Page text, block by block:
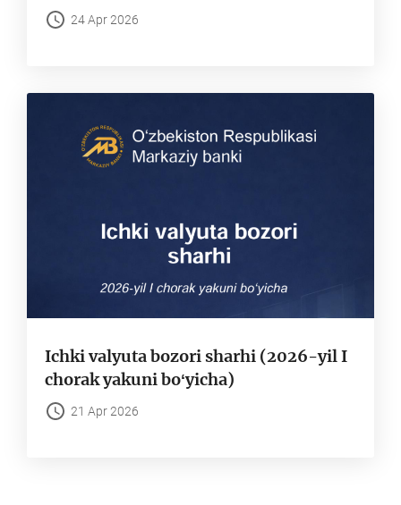
24 Apr 2026
Ichki valyuta bozori sharhi (2026-yil I
chorak yakuni boʻyicha)
21 Apr 2026